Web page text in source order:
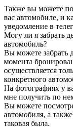
Также вы можете
вас автомобиле, и
уведомление в
Могу ли я забрать
автомобиль?
Вы можете забрать
момента
осуществляется
конкретного
На фотографиях у
мне получить по
Вы можете
автомобиля, а
таковая была.